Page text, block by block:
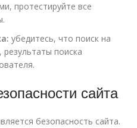
протестируйте все
убедитесь, что поиск на
поиска
сайта
безопасность сайта.